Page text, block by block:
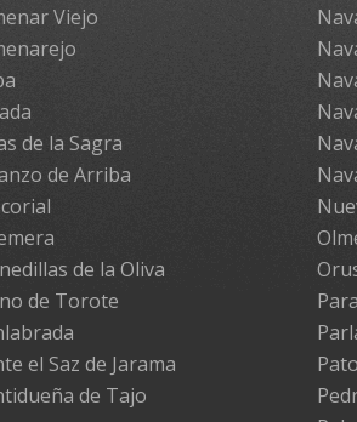
Viejo
de la Sagra
de Arriba
de la Oliva
de Torote
el Saz de Jarama
de Tajo